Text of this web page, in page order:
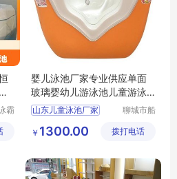
霸
司
婴儿泳池厂家专业供应单面
玻璃婴幼儿游泳池儿童游泳
缸
山东儿童泳池厂家
儿童游泳单缸
聊城市船
乐设备有
￥ 1300.00 拨打电话